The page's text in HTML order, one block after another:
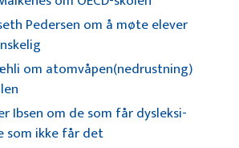
Pedersen om å møte elever
om atomvåpen(nedrustning)
Ibsen om de som får dysleksi-
som ikke får det